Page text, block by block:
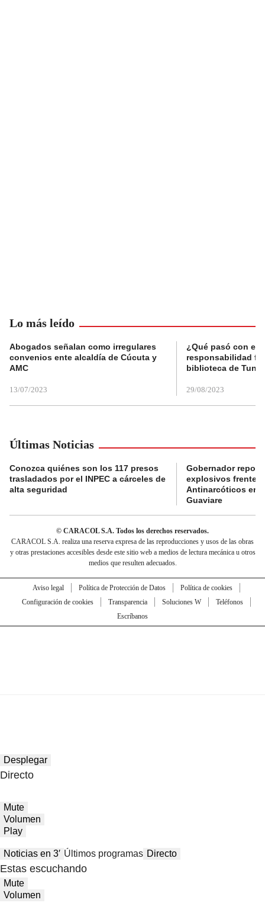
Lo más leído
Abogados señalan como irregulares
convenios ente alcaldía de Cúcuta y
AMC
13/07/2023
¿Qué pasó con el
responsabilidad
biblioteca de
29/08/2023
Últimas Noticias
Conozca quiénes son los 117 presos
trasladados por el INPEC a cárceles de
alta seguridad
Gobernador
explosivos frente a
Antinarcóticos en
Guaviare
© CARACOL S.A. Todos los derechos reservados.
CARACOL S.A. realiza una reserva expresa de las reproducciones y usos de las obras
y otras prestaciones accesibles desde este sitio web a medios de lectura mecánica u otros
medios que resulten adecuados.
Aviso legal Política de Protección de Datos
Política de cookies
Configuración de cookies
Transparencia Soluciones W
Teléfonos
Escríbanos
Desplegar
Directo
Mute
Volumen
Play
Noticias en 3′ Últimos programas Directo
Estas escuchando
Mute
Volumen